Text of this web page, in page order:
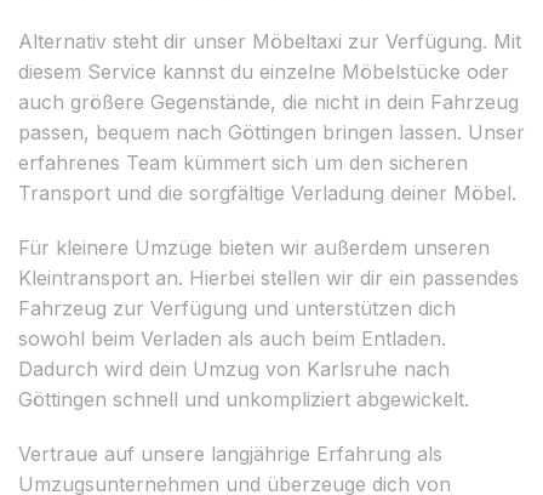
Alternativ steht dir unser Möbeltaxi zur Verfügung. Mit
diesem Service kannst du einzelne Möbelstücke oder
auch größere Gegenstände, die nicht in dein Fahrzeug
passen, bequem nach Göttingen bringen lassen. Unser
erfahrenes Team kümmert sich um den sicheren
Transport und die sorgfältige Verladung deiner Möbel.
Für kleinere Umzüge bieten wir außerdem unseren
Kleintransport an. Hierbei stellen wir dir ein passendes
Fahrzeug zur Verfügung und unterstützen dich
sowohl beim Verladen als auch beim Entladen.
Dadurch wird dein Umzug von Karlsruhe nach
Göttingen schnell und unkompliziert abgewickelt.
Vertraue auf unsere langjährige Erfahrung als
Umzugsunternehmen und überzeuge dich von